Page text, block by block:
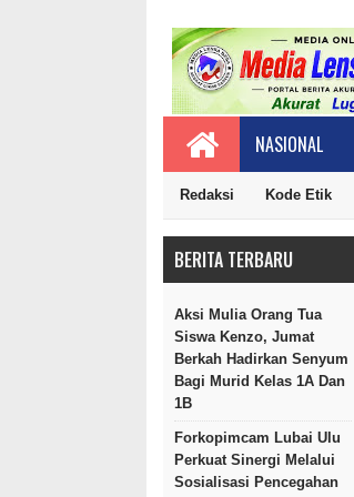
NASIONAL
Redaksi Kode Etik
BERITA TERBARU
Aksi Mulia Orang Tua
Siswa Kenzo, Jumat
Berkah Hadirkan Senyum
Bagi Murid Kelas 1A Dan
1B
Forkopimcam Lubai Ulu
Perkuat Sinergi Melalui
Sosialisasi Pencegahan